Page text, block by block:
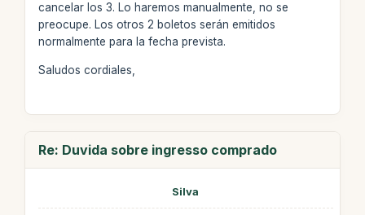
cancelar los 3. Lo haremos manualmente, no se
preocupe. Los otros 2 boletos serán emitidos
normalmente para la fecha prevista.
Saludos cordiales,
Re: Duvida sobre ingresso comprado
Silva